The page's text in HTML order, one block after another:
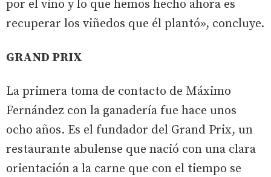
por el vino y lo que hemos hecho ahora es
recuperar los viñedos que él plantó», concluye.
GRAND PRIX
La primera toma de contacto de Máximo
Fernández con la ganadería fue hace unos
ocho años. Es el fundador del Grand Prix, un
restaurante abulense que nació con una clara
orientación a la carne que con el tiempo se